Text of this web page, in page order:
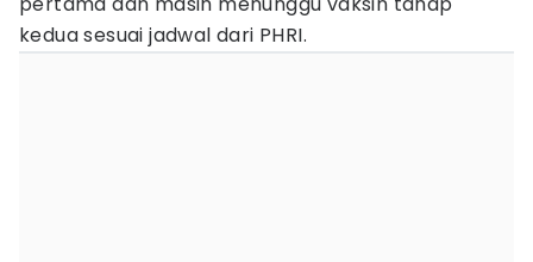
kedua sesuai jadwal dari PHRI.